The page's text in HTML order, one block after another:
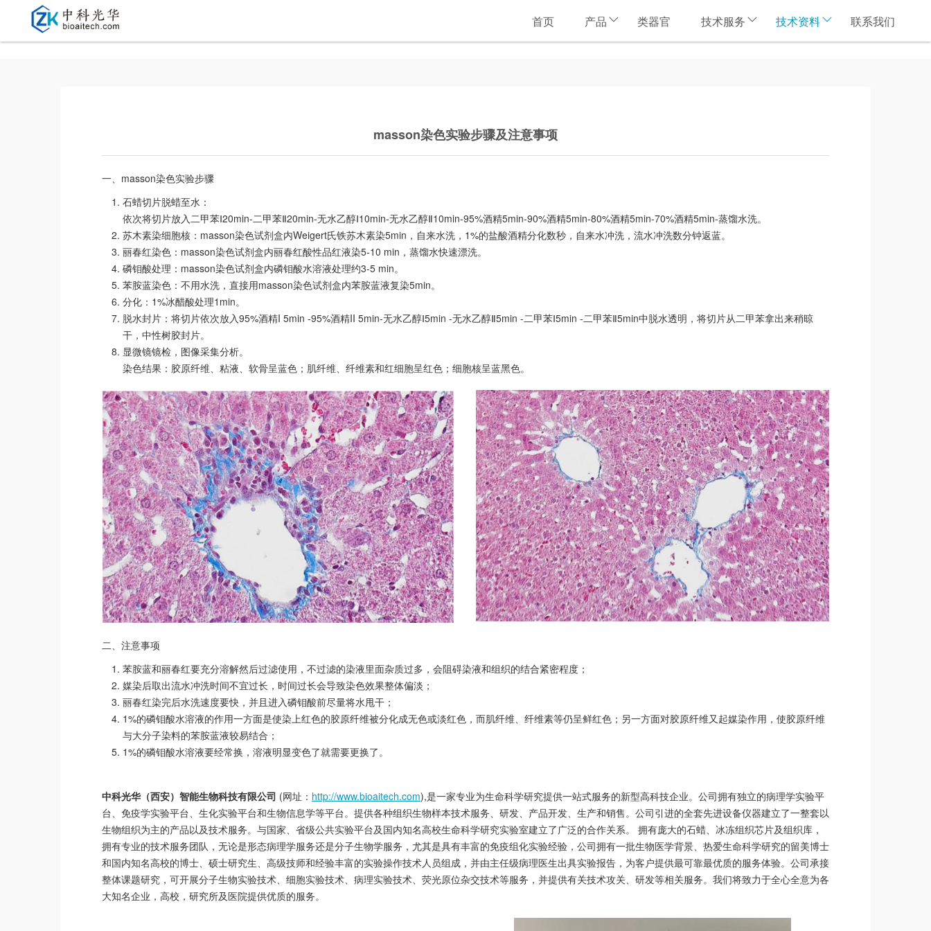
首页 产品 类器官 技术服务 技术资料 联系我们
masson染色实验步骤及注意事项
一、masson染色实验步骤
石蜡切片脱蜡至水：
依次将切片放入二甲苯Ⅰ20min-二甲苯Ⅱ20min-无水乙醇Ⅰ10min-无水乙醇Ⅱ10min-95%酒精5min-90%酒精5min-80%酒精5min-70%酒精5min-蒸馏水洗。
苏木素染细胞核：masson染色试剂盒内Weigert氏铁苏木素染5min，自来水洗，1%的盐酸酒精分化数秒，自来水冲洗，流水冲洗数分钟返蓝。
丽春红染色：masson染色试剂盒内丽春红酸性品红液染5-10 min，蒸馏水快速漂洗。
磷钼酸处理：masson染色试剂盒内磷钼酸水溶液处理约3-5 min。
苯胺蓝染色：不用水洗，直接用masson染色试剂盒内苯胺蓝液复染5min。
分化：1%冰醋酸处理1min。
脱水封片：将切片依次放入95%酒精I 5min -95%酒精II 5min-无水乙醇Ⅰ5min -无水乙醇Ⅱ5min -二甲苯Ⅰ5min -二甲苯Ⅱ5min中脱水透明，将切片从二甲苯拿出来稍晾
干，中性树胶封片。
显微镜镜检，图像采集分析。
染色结果：胶原纤维、粘液、软骨呈蓝色；肌纤维、纤维素和红细胞呈红色；细胞核呈蓝黑色。
二、注意事项
苯胺蓝和丽春红要充分溶解然后过滤使用，不过滤的染液里面杂质过多，会阻碍染液和组织的结合紧密程度；
媒染后取出流水冲洗时间不宜过长，时间过长会导致染色效果整体偏淡；
丽春红染完后水洗速度要快，并且进入磷钼酸前尽量将水甩干；
1%的磷钼酸水溶液的作用一方面是使染上红色的胶原纤维被分化成无色或淡红色，而肌纤维、纤维素等仍呈鲜红色；另一方面对胶原纤维又起媒染作用，使胶原纤维
与大分子染料的苯胺蓝液较易结合；
1%的磷钼酸水溶液要经常换，溶液明显变色了就需要更换了。
中科光华（西安）智能生物科技有限公司 (网址： http://www.bioaitech.com),是一家专业为生命科学研究提供一站式服务的新型高科技企业。公司拥有独立的病理学实验平
台、免疫学实验平台、生化实验平台和生物信息学等平台。提供各种组织生物样本技术服务、研发、产品开发、生产和销售。公司引进的全套先进设备仪器建立了一整套以
生物组织为主的产品以及技术服务。与国家、省级公共实验平台及国内知名高校生命科学研究实验室建立了广泛的合作关系。 拥有庞大的石蜡、冰冻组织芯片及组织库，
拥有专业的技术服务团队，无论是形态病理学服务还是分子生物学服务，尤其是具有丰富的免疫组化实验经验，公司拥有一批生物医学背景、热爱生命科学研究的留美博士
和国内知名高校的博士、硕士研究生、高级技师和经验丰富的实验操作技术人员组成，并由主任级病理医生出具实验报告，为客户提供最可靠最优质的服务体验。公司承接
整体课题研究，可开展分子生物实验技术、细胞实验技术、病理实验技术、荧光原位杂交技术等服务，并提供有关技术攻关、研发等相关服务。我们将致力于全心全意为各
大知名企业，高校，研究所及医院提供优质的服务。